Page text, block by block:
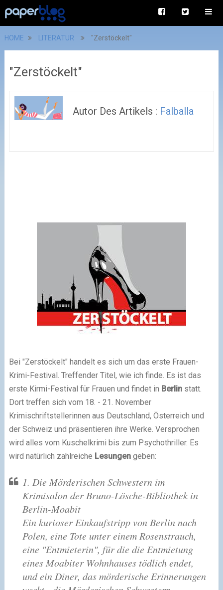
HOME LITERATUR "Zerstöckelt"
"Zerstöckelt"
Autor Des Artikels : Falballa
Bei "Zerstöckelt" handelt es sich um das erste Frauen-
Krimi-Festival. Treffender Titel, wie ich finde. Es ist das
erste Kirmi-Festival für Frauen und findet in Berlinstatt.
Dort treffen sich vom 18. - 21. November
Krimischriftstellerinnen aus Deutschland, Österreich und
der Schweiz und präsentieren ihre Werke. Versprochen
wird alles vom Kuschelkrimi bis zum Psychothriller. Es
wird natürlich zahlreiche Lesungengeben:
1. Die Mörderischen Schwestern im
Krimisalon der Bruno-Lösche-Bibliothek in
Berlin-Moabit
Ein kurioser Einkaufstripp von Berlin nach
Polen, eine Tote unter einem Rosenstrauch,
eine "Entmieterin", für die die Entmietung
eines Moabiter Wohnhauses tödlich endet,
und ein Diner, das mörderische Erinnerungen